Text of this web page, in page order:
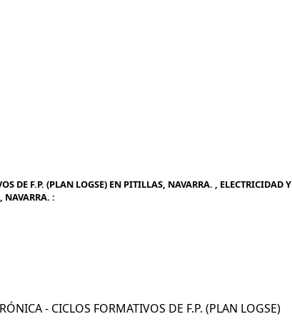
DE F.P. (PLAN LOGSE) EN PITILLAS, NAVARRA. , ELECTRICIDAD Y
NAVARRA. :
- CICLOS FORMATIVOS DE F.P. (PLAN LOGSE)